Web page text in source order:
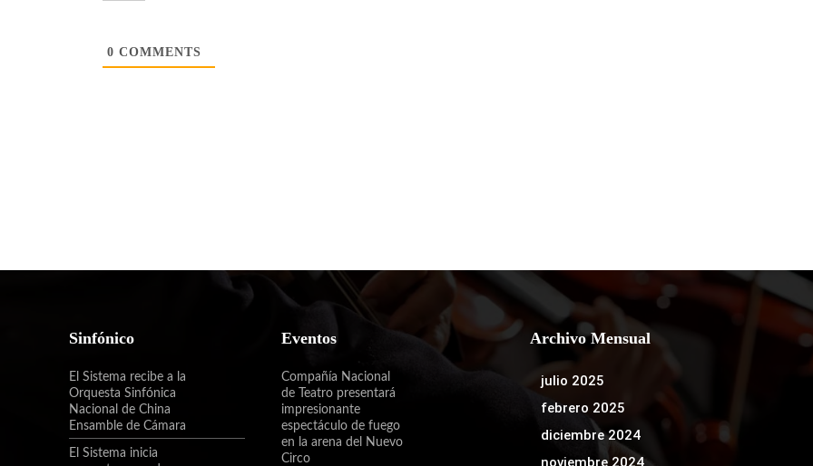
0 COMMENTS
Sinfónico
El Sistema recibe a la
Orquesta Sinfónica
Nacional de China
Ensamble de Cámara
El Sistema inicia
Eventos
Compañía Nacional
de Teatro presentará
impresionante
espectáculo de fuego
en la arena del Nuevo
Circo
Archivo Mensual
julio 2025
febrero 2025
diciembre 2024
noviembre 2024